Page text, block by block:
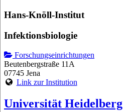
Hans-Knöll-Institut
Infektionsbiologie
Forschungseinrichtungen
Beutenbergstraße 11A
07745 Jena
Link zur Institution
Universität Heidelberg